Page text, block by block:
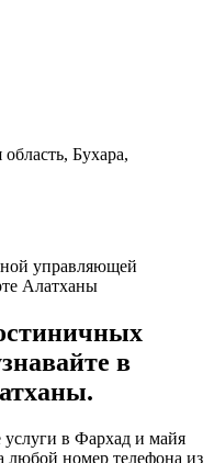
Бухара,
управляющей
Алатханы
в
в Фархад и майя
любой номер телефона из